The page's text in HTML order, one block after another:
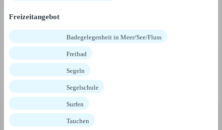
Freizeitangebot
Badegelegenheit in Meer/See/Fluss
Freibad
Segeln
Segelschule
Surfen
Tauchen